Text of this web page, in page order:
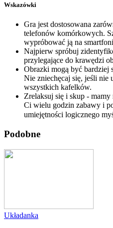
Wskazówki
Gra jest dostosowana
telefonów komórkowych.
wypróbować ją na
Najpierw spróbuj
przylegające do krawędzi
Obrazki mogą być bardziej
Nie zniechęcaj się, jeśli nie
wszystkich kafelków.
Zrelaksuj się i skup - mamy
Ci wielu godzin zabawy i
umiejętności logicznego
Podobne
Układanka